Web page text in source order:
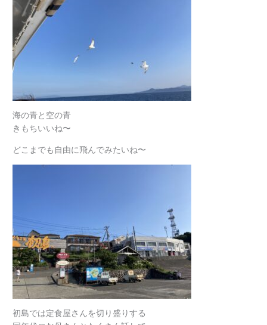
海の青と空の青
きもちいいね〜
どこまでも自由に飛んでみたいね〜
初島では定食屋さんを切り盛りする